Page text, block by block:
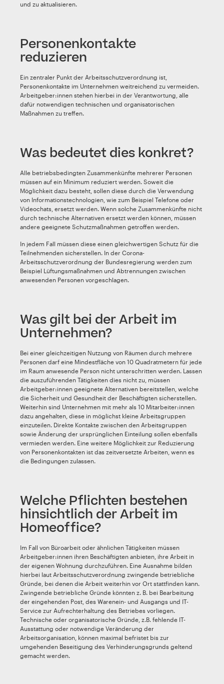
und zu aktualisieren.
Personenkontakte
reduzieren
Ein zentraler Punkt der Arbeitsschutzverordnung ist,
Personenkontakte im Unternehmen weitreichend zu vermeiden.
Arbeitgeber:innen stehen hierbei in der Verantwortung, alle
dafür notwendigen technischen und organisatorischen
Maßnahmen zu treffen.
Was bedeutet dies konkret?
Alle betriebsbedingten Zusammenkünfte mehrerer Personen
müssen auf ein Minimum reduziert werden. Soweit die
Möglichkeit dazu besteht, sollen diese durch die Verwendung
von Informationstechnologien, wie zum Beispiel Telefone oder
Videochats, ersetzt werden. Wenn solche Zusammenkünfte nicht
durch technische Alternativen ersetzt werden können, müssen
andere geeignete Schutzmaßnahmen getroffen werden.
In jedem Fall müssen diese einen gleichwertigen Schutz für die
Teilnehmenden sicherstellen. In der Corona-
Arbeitsschutzverordnung der Bundesregierung werden zum
Beispiel Lüftungsmaßnahmen und Abtrennungen zwischen
anwesenden Personen vorgeschlagen.
Was gilt bei der Arbeit im
Unternehmen?
Bei einer gleichzeitigen Nutzung von Räumen durch mehrere
Personen darf eine Mindestfläche von 10 Quadratmetern für jede
im Raum anwesende Person nicht unterschritten werden. Lassen
die auszuführenden Tätigkeiten dies nicht zu, müssen
Arbeitgeber:innen geeignete Alternativen bereitstellen, welche
die Sicherheit und Gesundheit der Beschäftigten sicherstellen.
Weiterhin sind Unternehmen mit mehr als 10 Mitarbeiter:innen
dazu angehalten, diese in möglichst kleine Arbeitsgruppen
einzuteilen. Direkte Kontakte zwischen den Arbeitsgruppen
sowie Änderung der ursprünglichen Einteilung sollen ebenfalls
vermieden werden. Eine weitere Möglichkeit zur Reduzierung
von Personenkontakten ist das zeitversetzte Arbeiten, wenn es
die Bedingungen zulassen.
Welche Pflichten bestehen
hinsichtlich der Arbeit im
Homeoffice?
Im Fall von Büroarbeit oder ähnlichen Tätigkeiten müssen
Arbeitgeber:innen ihren Beschäftigten anbieten, ihre Arbeit in
der eigenen Wohnung durchzuführen. Eine Ausnahme bilden
hierbei laut Arbeitsschutzverordnung zwingende betriebliche
Gründe, bei denen die Arbeit weiterhin vor Ort stattfinden kann.
Zwingende betriebliche Gründe könnten z. B. bei Bearbeitung
der eingehenden Post, des Warenein- und Ausgangs und IT-
Service zur Aufrechterhaltung des Betriebes vorliegen.
Technische oder organisatorische Gründe, z.B. fehlende IT-
Ausstattung oder notwendige Veränderung der
Arbeitsorganisation, können maximal befristet bis zur
umgehenden Beseitigung des Verhinderungsgrunds geltend
gemacht werden.